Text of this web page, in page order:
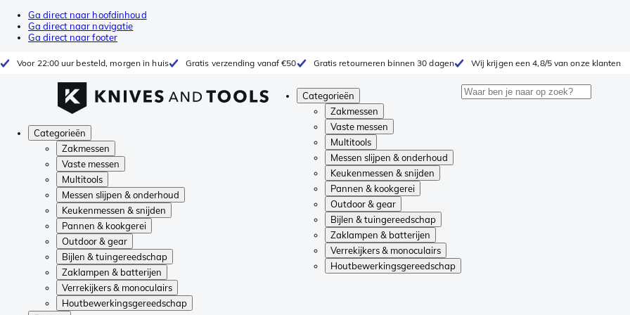
Ga direct naar hoofdinhoud
Ga direct naar navigatie
Ga direct naar footer
Voor 22:00 uur besteld, morgen in huis Gratis verzending vanaf €50 Gratis retourneren binnen 30 dagen Wij krijgen een 4,8/5 van onze klanten
Categorieën
Zakmessen
Vaste messen
Multitools
Messen slijpen & onderhoud
Keukenmessen & snijden
Pannen & kookgerei
Outdoor & gear
Bijlen & tuingereedschap
Zaklampen & batterijen
Verrekijkers & monoculairs
Houtbewerkingsgereedschap
Categorieën
Zakmessen
Vaste messen
Multitools
Messen slijpen & onderhoud
Keukenmessen & snijden
Pannen & kookgerei
Outdoor & gear
Bijlen & tuingereedschap
Zaklampen & batterijen
Verrekijkers & monoculairs
Houtbewerkingsgereedschap